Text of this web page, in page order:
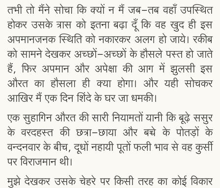
तभी तो मैंने सोचा कि क्यों न मैं जब-तब वहाँ उपस्थित
होकर उसके त्रास को इतना बढ़ा दूँ कि वह खुद ही इस
अपमानजनक स्थिति को नकारकर अलग हो जाये। रकीब
को सामने देखकर अच्छों-अच्छों के हौसले पस्त हो जाते
हैं, फिर अपमान और अपेक्षा की आग में झुलसी इस
औरत का हौसला ही क्या होगा। और यही सोचकर
आखिर मैं एक दिन शिंदे के घर जा धमकी।
एक सुहागिन औरत की सारी नियामतों यानी कि बूढ़े ससुर
के वरदहस्त की छत्रा-छाया और बच्चे के पोतड़ों के
वन्दनवार के बीच, दूधों नहायी पूतों फली भाव से वह कुर्सी
पर विराजमान थी।
मुझे देखकर उसके चेहरे पर किसी तरह का कोई विकार